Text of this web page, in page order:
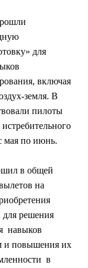
для
включая
земля. В
пилоты
мая по июнь.
в общей
на
решения
навыков
и повышения их
в